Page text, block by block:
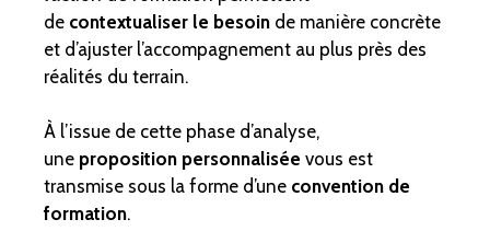
de contextualiser le besoin de manière concrète
et d’ajuster l’accompagnement au plus près des
réalités du terrain.
À l’issue de cette phase d’analyse,
une proposition personnalisée vous est
transmise sous la forme d’une convention de
formation.